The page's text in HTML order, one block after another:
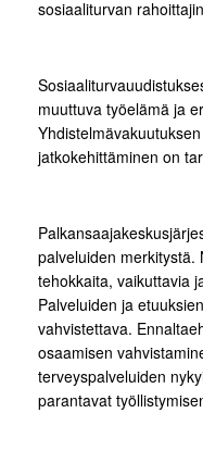
sosiaaliturvan
muuttuva työelämä ja
jatkokehittäminen on
palveluiden merkitystä.
tehokkaita, vaikuttavia
Palveluiden ja
vahvistettava.
osaamisen
terveyspalveluiden
parantavat